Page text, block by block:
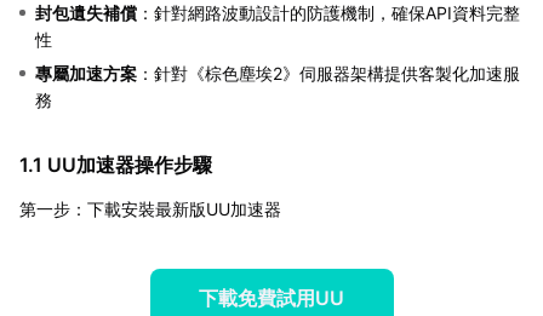
封包遺失補償 ：針對網路波動設計的防護機制，確保API資料完整
性
專屬加速方案 ：針對《棕色塵埃2》伺服器架構提供客製化加速服
務
1.1 UU加速器操作步驟
第一步：下載安裝最新版UU加速器
下載免費試用UU